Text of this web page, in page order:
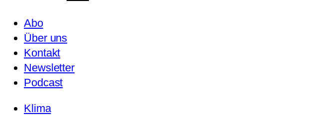
Abo
Über uns
Kontakt
Newsletter
Podcast
Klima